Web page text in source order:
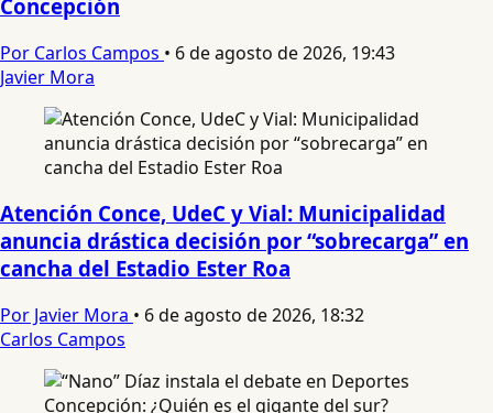
Concepción
Por Carlos Campos • 6 de agosto de 2026, 19:43
Javier Mora
Atención Conce, UdeC y Vial: Municipalidad
anuncia drástica decisión por “sobrecarga” en
cancha del Estadio Ester Roa
Por Javier Mora • 6 de agosto de 2026, 18:32
Carlos Campos